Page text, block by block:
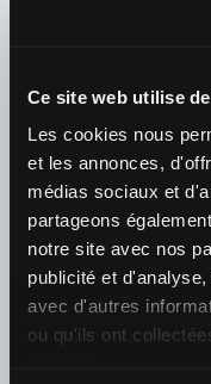
Ce site web utilise
Les cookies nous
et les annonces,
médias sociaux et
partageons
notre site avec nos
publicité et
avec d'autres
ou qu'ils ont
¿Quién ganará el partido?
1,88
1 X
09/08 21:30
Benfica / Academico
¿Quién ganará el partido?
1,10
1 X